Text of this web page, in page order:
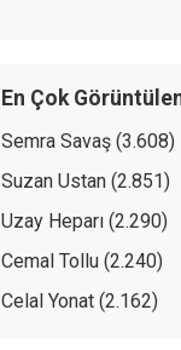
En Çok
Semra Savaş (3.608)
Suzan Ustan (2.851)
Uzay Heparı (2.290)
Cemal Tollu (2.240)
Celal Yonat (2.162)